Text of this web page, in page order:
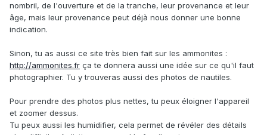
nombril, de l'ouverture et de la tranche, leur provenance et leur
âge, mais leur provenance peut déjà nous donner une bonne
indication.
Sinon, tu as aussi ce site très bien fait sur les ammonites :
http://ammonites.fr ça te donnera aussi une idée sur ce qu'il faut
photographier. Tu y trouveras aussi des photos de nautiles.
Pour prendre des photos plus nettes, tu peux éloigner l'appareil
et zoomer dessus.
Tu peux aussi les humidifier, cela permet de révéler des détails